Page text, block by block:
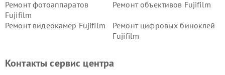
Ремонт фотоаппаратов
Fujifilm
Ремонт объективов Fujifilm
Ремонт видеокамер Fujifilm
Ремонт цифровых биноклей
Fujifilm
Контакты сервис центра